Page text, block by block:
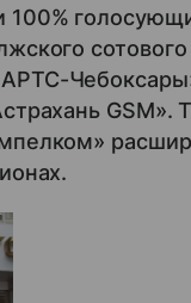
100%
GSM».